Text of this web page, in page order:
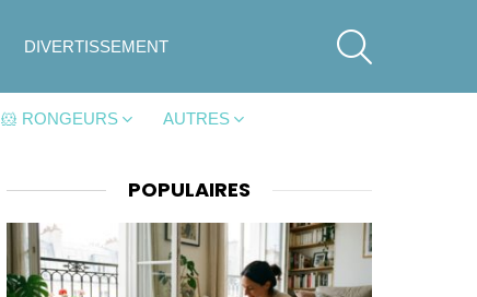
DIVERTISSEMENT
🐹 RONGEURS AUTRES
POPULAIRES